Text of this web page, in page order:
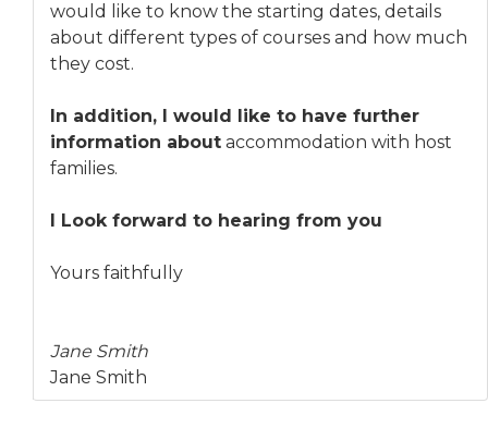
would like to know the starting dates, details
about different types of courses and how much
they cost.
In addition, I would like to have further
information about accommodation with host
families.
I Look forward to hearing from you
Yours faithfully
Jane Smith
Jane Smith